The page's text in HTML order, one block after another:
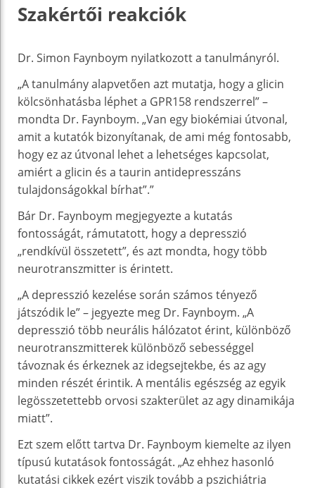
Szakértői reakciók
Dr. Simon Faynboym nyilatkozott a tanulmányról.
„A tanulmány alapvetően azt mutatja, hogy a glicin
kölcsönhatásba léphet a GPR158 rendszerrel” –
mondta Dr. Faynboym. „Van egy biokémiai útvonal,
amit a kutatók bizonyítanak, de ami még fontosabb,
hogy ez az útvonal lehet a lehetséges kapcsolat,
amiért a glicin és a taurin antidepresszáns
tulajdonságokkal bírhat”.”
Bár Dr. Faynboym megjegyezte a kutatás
fontosságát, rámutatott, hogy a depresszió
„rendkívül összetett”, és azt mondta, hogy több
neurotranszmitter is érintett.
„A depresszió kezelése során számos tényező
játszódik le” – jegyezte meg Dr. Faynboym. „A
depresszió több neurális hálózatot érint, különböző
neurotranszmitterek különböző sebességgel
távoznak és érkeznek az idegsejtekbe, és az agy
minden részét érintik. A mentális egészség az egyik
legösszetettebb orvosi szakterület az agy dinamikája
miatt”.
Ezt szem előtt tartva Dr. Faynboym kiemelte az ilyen
típusú kutatások fontosságát. „Az ehhez hasonló
kutatási cikkek ezért viszik tovább a pszichiátria